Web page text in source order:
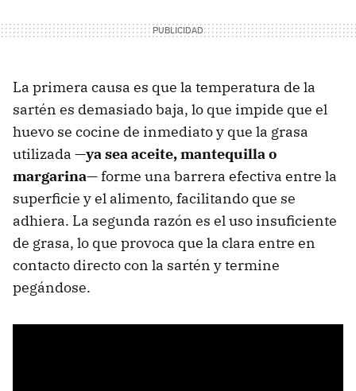
La primera causa es que la temperatura de la
sartén es demasiado baja, lo que impide que el
huevo se cocine de inmediato y que la grasa
utilizada —ya sea aceite, mantequilla o
margarina—forme una barrera efectiva entre la
superficie y el alimento, facilitando que se
adhiera. La segunda razón es el uso insuficiente
de grasa, lo que provoca que la clara entre en
contacto directo con la sartén y termine
pegándose.